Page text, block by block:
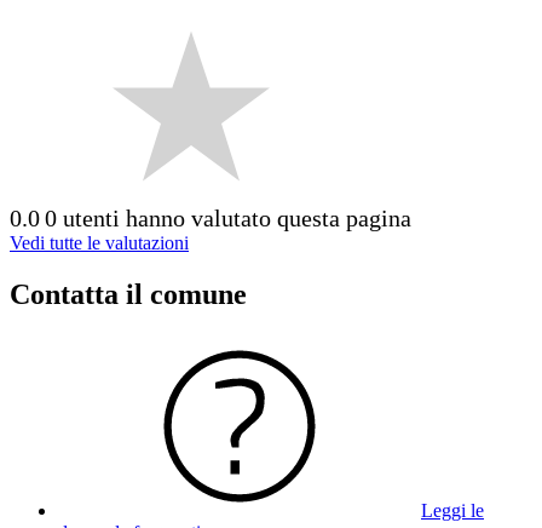
0.00 utenti hanno valutato questa pagina
Vedi tutte le valutazioni
Contatta il comune
Leggi le